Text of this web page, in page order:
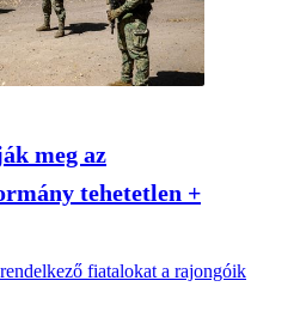
meg az
tehetetlen +
fiatalokat a rajongóik